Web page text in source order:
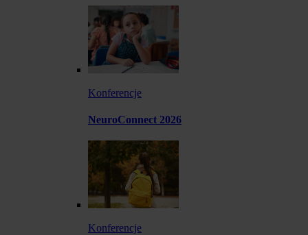
Konferencje
NeuroConnect 2026
Konferencje